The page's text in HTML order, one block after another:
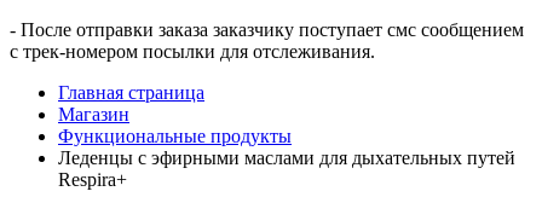
- После отправки заказа заказчику поступает смс сообщением
с трек-номером посылки для отслеживания.
Главная страница
Магазин
Функциональные продукты
Леденцы с эфирными маслами для дыхательных путей
Respira+